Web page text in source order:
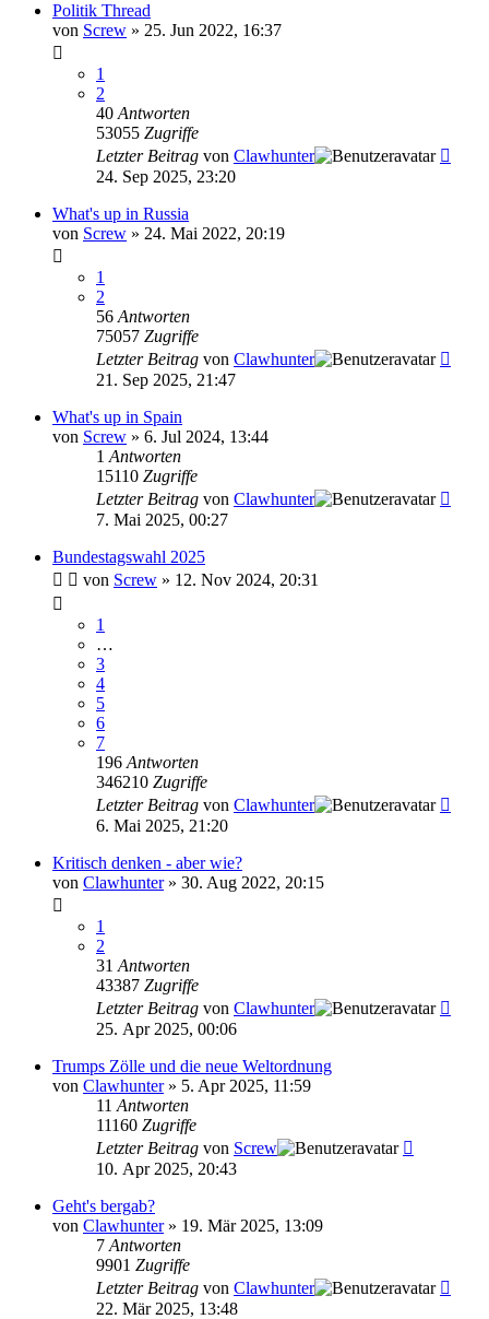
Politik Thread
von Screw » 25. Jun 2022, 16:37
1
2
40 Antworten
53055 Zugriffe
Letzter Beitrag von Clawhunter
24. Sep 2025, 23:20
What's up in Russia
von Screw » 24. Mai 2022, 20:19
1
2
56 Antworten
75057 Zugriffe
Letzter Beitrag von Clawhunter
21. Sep 2025, 21:47
What's up in Spain
von Screw » 6. Jul 2024, 13:44
1 Antworten
15110 Zugriffe
Letzter Beitrag von Clawhunter
7. Mai 2025, 00:27
Bundestagswahl 2025
von Screw » 12. Nov 2024, 20:31
1
…
3
4
5
6
7
196 Antworten
346210 Zugriffe
Letzter Beitrag von Clawhunter
6. Mai 2025, 21:20
Kritisch denken - aber wie?
von Clawhunter» 30. Aug 2022, 20:15
1
2
31 Antworten
43387 Zugriffe
Letzter Beitrag von Clawhunter
25. Apr 2025, 00:06
Trumps Zölle und die neue Weltordnung
von Clawhunter» 5. Apr 2025, 11:59
11 Antworten
11160 Zugriffe
Letzter Beitrag von Screw
10. Apr 2025, 20:43
Geht's bergab?
von Clawhunter» 19. Mär 2025, 13:09
7 Antworten
9901 Zugriffe
Letzter Beitrag von Clawhunter
22. Mär 2025, 13:48